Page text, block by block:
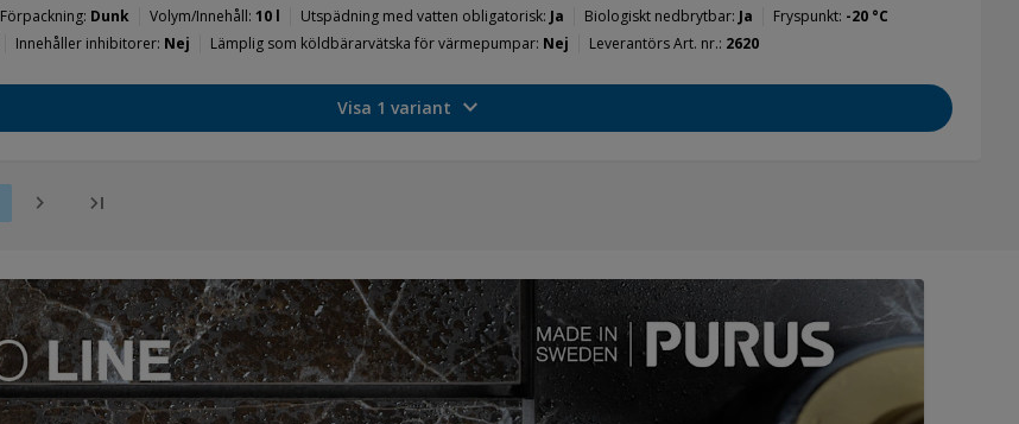
Förpackning Dunk Volym/Innehåll 10 l Utspädning med vatten obligatorisk Ja Biologiskt nedbrytbar Ja Fryspunkt -20 °C
Innehåller inhibitorer Nej Lämplig som köldbärarvätska för värmepumpar Nej Leverantörs Art. nr. 2620
Visa 1 variant expand_more
chevron_right last_page